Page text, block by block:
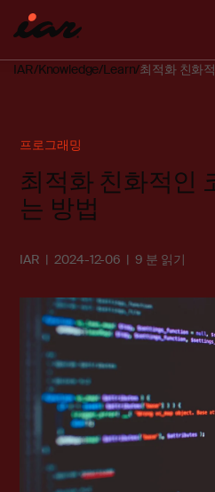
IAR Knowledge Learn 최적화 친화
프로그래밍
최적화 친화적인
는 방법
IAR 2024-12-06 9 분 읽기